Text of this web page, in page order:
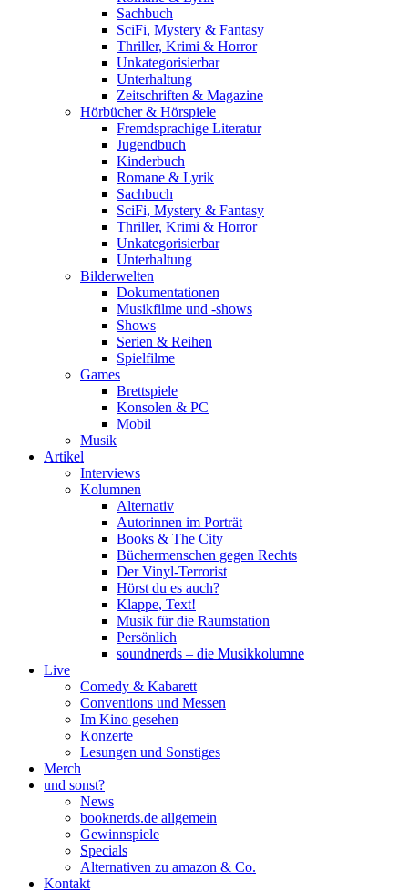
Sachbuch
SciFi, Mystery & Fantasy
Thriller, Krimi & Horror
Unkategorisierbar
Unterhaltung
Zeitschriften & Magazine
Hörbücher & Hörspiele
Fremdsprachige Literatur
Jugendbuch
Kinderbuch
Romane & Lyrik
Sachbuch
SciFi, Mystery & Fantasy
Thriller, Krimi & Horror
Unkategorisierbar
Unterhaltung
Bilderwelten
Dokumentationen
Musikfilme und -shows
Shows
Serien & Reihen
Spielfilme
Games
Brettspiele
Konsolen & PC
Mobil
Musik
Artikel
Interviews
Kolumnen
Alternativ
Autorinnen im Porträt
Books & The City
Büchermenschen gegen Rechts
Der Vinyl-Terrorist
Hörst du es auch?
Klappe, Text!
Musik für die Raumstation
Persönlich
soundnerds – die Musikkolumne
Live
Comedy & Kabarett
Conventions und Messen
Im Kino gesehen
Konzerte
Lesungen und Sonstiges
Merch
und sonst?
News
booknerds.de allgemein
Gewinnspiele
Specials
Alternativen zu amazon & Co.
Kontakt